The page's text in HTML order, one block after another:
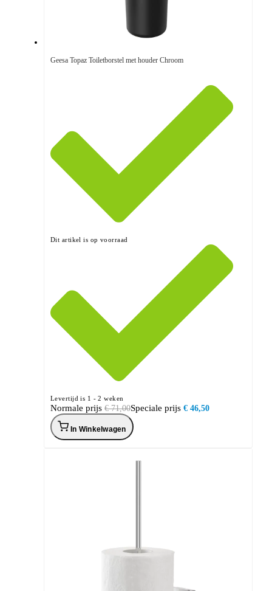
Geesa Topaz Toiletborstel met houder Chroom
Dit artikel is op voorraad
Levertijd is 1 - 2 weken
Speciale prijs € 46,50
Normale prijs € 71,00
In Winkelwagen